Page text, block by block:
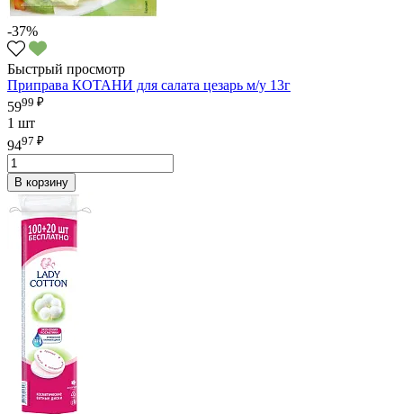
-37%
Быстрый просмотр
Приправа КОТАНИ для салата цезарь м/у 13г
5999 ₽
1 шт
9497 ₽
В корзину